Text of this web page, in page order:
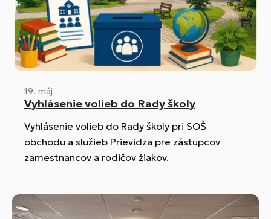
19. máj
Vyhlásenie volieb do Rady školy
Vyhlásenie volieb do Rady školy pri SOŠ
obchodu a služieb Prievidza pre zástupcov
zamestnancov a rodičov žiakov.